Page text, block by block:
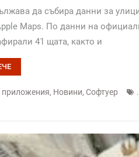
да събира данни за
Maps. По данни на
41 щата, както и
, Новини, Софтуер